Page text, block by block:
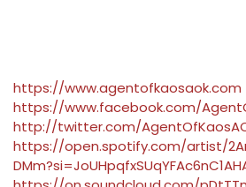
https://www.agentofkaosaok.com
https://www.facebook.com/
http://twitter.com/
https://open.spotify.com/artist/